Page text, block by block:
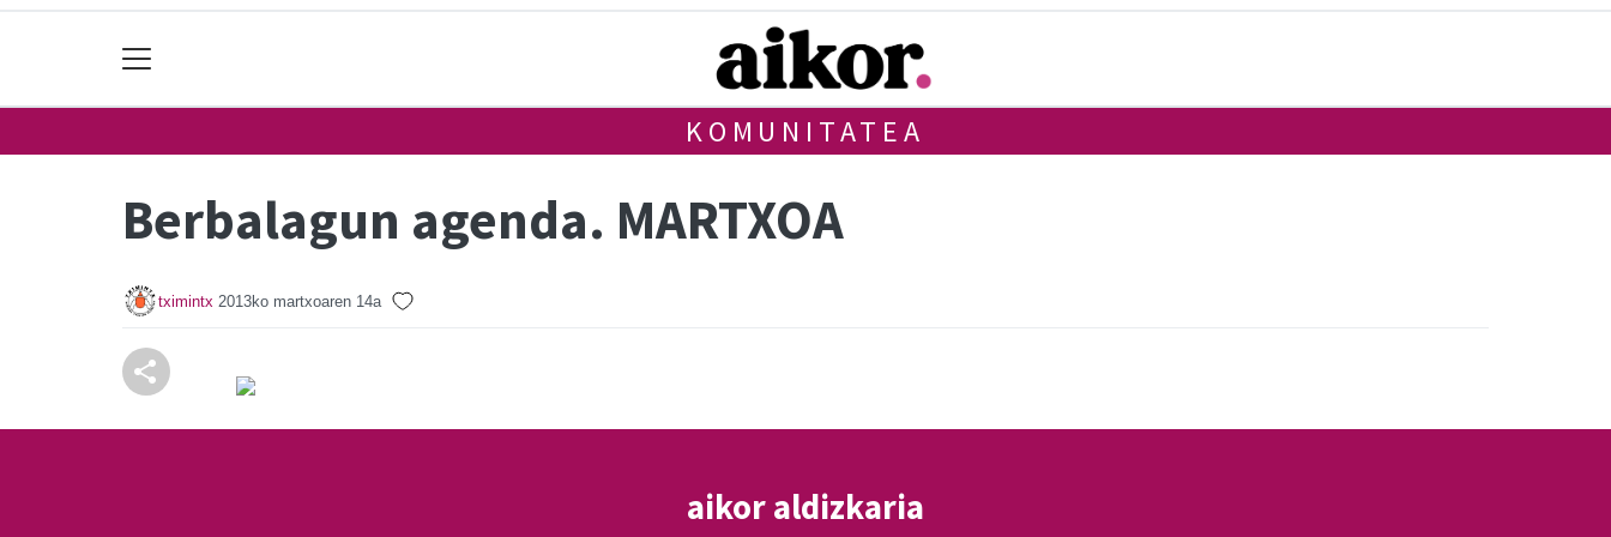
KOMUNITATEA
Berbalagun agenda. MARTXOA
tximintx 2013ko martxoaren 14a
aikor aldizkaria